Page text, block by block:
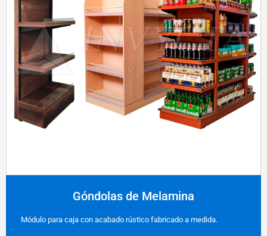
Góndolas de Melamina
Módulo para caja con acabado rústico fabricado a medida.